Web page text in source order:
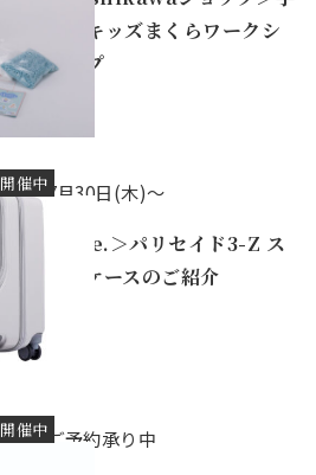
作りキッズまくらワークシ
ョップ
開催中7月30日(木)～
＜ace.＞パリセイド3-Z ス
ーツケースのご紹介
開催中ご予約承り中